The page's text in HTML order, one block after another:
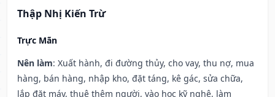
Thập Nhị Kiến Trừ
Trực Mãn
Nên làm: Xuất hành, đi đường thủy, cho vay, thu nợ, mua
hàng, bán hàng, nhập kho, đặt táng, kê gác, sửa chữa,
lắp đặt máy, thuê thêm người, vào học kỹ nghệ, làm